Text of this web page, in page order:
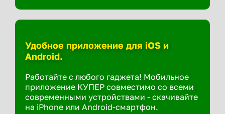
Удобное приложение для iOS и
Android.
Работайте с любого гаджета! Мобильное
приложение КУПЕР совместимо со всеми
современными устройствами - скачивайте
на iPhone или Android-смартфон.